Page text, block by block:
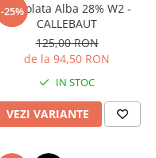
-25%
Ciocolata Alba 28% W2 -
CALLEBAUT
125,00 RON
de la 94,50 RON
IN STOC
VEZI VARIANTE